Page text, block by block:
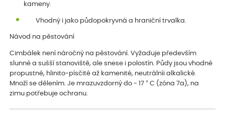
kameny.
Vhodný i jako půdopokryvná a hraniční trvalka.
Návod na pěstování
Cimbálek není náročný na pěstování. Vyžaduje především
slunné a sušší stanoviště, ale snese i polostín. Půdy jsou vhodné
propustné, hlinito-písčité až kamenité, neutrálníi alkalické.
Množí se dělením. Je mrazuvzdorný do - 17 ° C (zóna 7a), na
zimu potřebuje ochranu.